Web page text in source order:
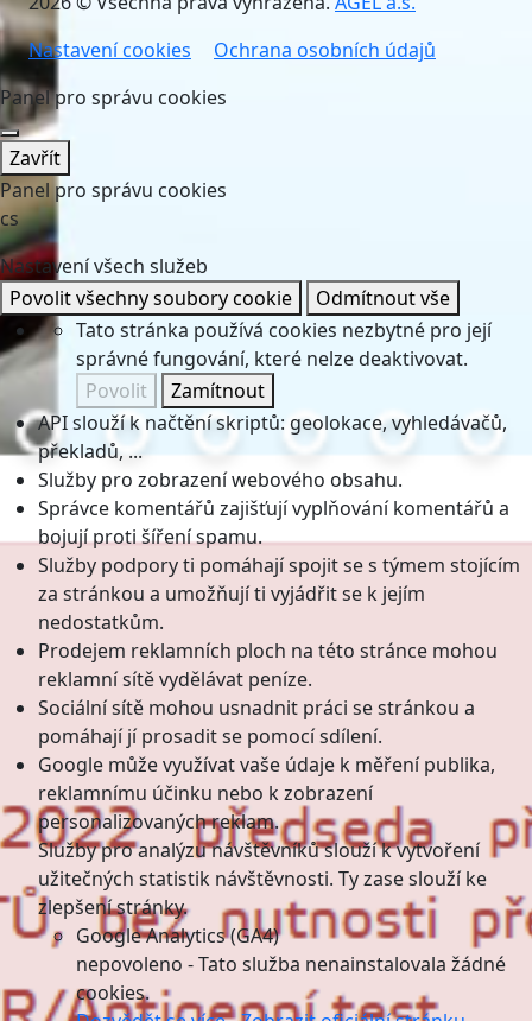
Nastavení cookies
Ochrana osobních údajů
Panel pro správu cookies
Zavřít
Panel pro správu cookies
cs
Nastavení všech služeb
Povolit všechny soubory cookie
Odmítnout vše
Tato stránka používá cookies nezbytné pro její
správné fungování, které nelze deaktivovat.
Povolit
Zamítnout
API slouží k načtění skriptů: geolokace, vyhledávačů,
překladů, ...
Služby pro zobrazení webového obsahu.
Správce komentářů zajišťují vyplňování komentářů a
bojují proti šíření spamu.
Služby podpory ti pomáhají spojit se s týmem stojícím
za stránkou a umožňují ti vyjádřit se k jejím
nedostatkům.
Prodejem reklamních ploch na této stránce mohou
reklamní sítě vydělávat peníze.
Sociální sítě mohou usnadnit práci se stránkou a
pomáhají jí prosadit se pomocí sdílení.
Google může využívat vaše údaje k měření publika,
reklamnímu účinku nebo k zobrazení
personalizovaných reklam.
Služby pro analýzu návštěvníků slouží k vytvoření
užitečných statistik návštěvnosti. Ty zase slouží ke
zlepšení stránky.
Google Analytics (GA4)
nepovoleno -Tato služba nenainstalovala žádné
cookies.